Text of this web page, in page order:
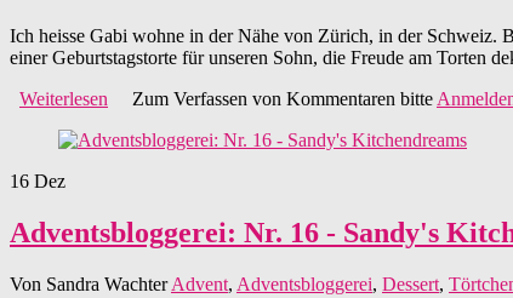
Ich heisse Gabi wohne in der Nähe von Zürich, in der Schweiz.
einer Geburtstagstorte für unseren Sohn, die Freude am Torten
Weiterlesen über Adventsbloggerei: Nr. 17 - Cakezauber
Zum Verfassen von Kommentaren bitte
16 Dez
Adventsbloggerei: Nr. 16 - Sandy's
Von Sandra Wachter Advent, Adventsbloggerei, Dessert,